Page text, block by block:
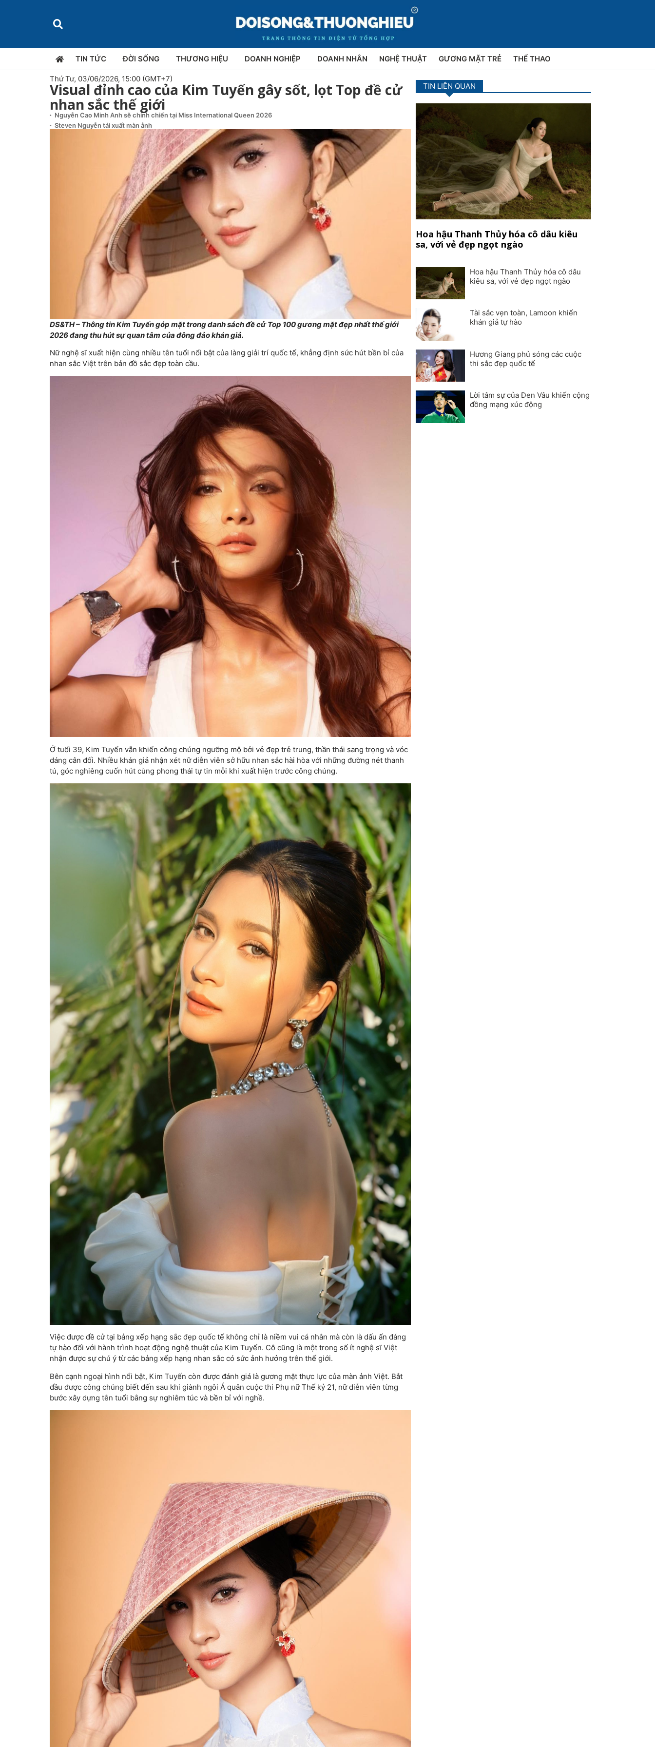
TIN TỨC ĐỜI SỐNG THƯƠNG HIỆU DOANH NGHIỆP DOANH NHÂN NGHỆ THUẬT GƯƠNG MẶT TRẺ THỂ THAO
Thứ Tư, 03/06/2026, 15:00 (GMT+7)
Visual đỉnh cao của Kim Tuyến gây sốt, lọt Top đề cử
nhan sắc thế giới
Nguyễn Cao Minh Anh sẽ chinh chiến tại Miss International Queen 2026
Steven Nguyễn tái xuất màn ảnh
DS&TH – Thông tin Kim Tuyến góp mặt trong danh sách đề cử Top 100 gương mặt đẹp nhất thế giới
2026 đang thu hút sự quan tâm của đông đảo khán giả.
Nữ nghệ sĩ xuất hiện cùng nhiều tên tuổi nổi bật của làng giải trí quốc tế, khẳng định sức hút bền bỉ của
nhan sắc Việt trên bản đồ sắc đẹp toàn cầu.
Ở tuổi 39, Kim Tuyến vẫn khiến công chúng ngưỡng mộ bởi vẻ đẹp trẻ trung, thần thái sang trọng và vóc
dáng cân đối. Nhiều khán giả nhận xét nữ diễn viên sở hữu nhan sắc hài hòa với những đường nét thanh
tú, góc nghiêng cuốn hút cùng phong thái tự tin mỗi khi xuất hiện trước công chúng.
Việc được đề cử tại bảng xếp hạng sắc đẹp quốc tế không chỉ là niềm vui cá nhân mà còn là dấu ấn đáng
tự hào đối với hành trình hoạt động nghệ thuật của Kim Tuyến. Cô cũng là một trong số ít nghệ sĩ Việt
nhận được sự chú ý từ các bảng xếp hạng nhan sắc có sức ảnh hưởng trên thế giới.
Bên cạnh ngoại hình nổi bật, Kim Tuyến còn được đánh giá là gương mặt thực lực của màn ảnh Việt. Bắt
đầu được công chúng biết đến sau khi giành ngôi Á quân cuộc thi Phụ nữ Thế kỷ 21, nữ diễn viên từng
bước xây dựng tên tuổi bằng sự nghiêm túc và bền bỉ với nghề.
TIN LIÊN QUAN
Hoa hậu Thanh Thủy hóa cô dâu kiêu
sa, với vẻ đẹp ngọt ngào
Hoa hậu Thanh Thủy hóa cô dâu
kiêu sa, với vẻ đẹp ngọt ngào
Tài sắc vẹn toàn, Lamoon khiến
khán giả tự hào
Hương Giang phủ sóng các cuộc
thi sắc đẹp quốc tế
Lời tâm sự của Đen Vâu khiến cộng
đồng mạng xúc động